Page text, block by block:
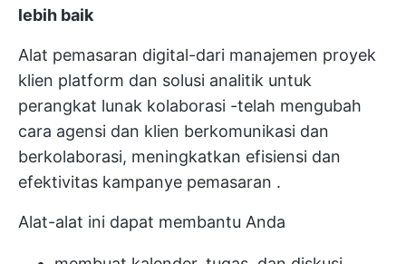
lebih baik
Alat pemasaran digital-dari manajemen proyek
klien platform dan solusi analitik untuk
perangkat lunak kolaborasi -telah mengubah
cara agensi dan klien berkomunikasi dan
berkolaborasi, meningkatkan efisiensi dan
efektivitas kampanye pemasaran .
Alat-alat ini dapat membantu Anda